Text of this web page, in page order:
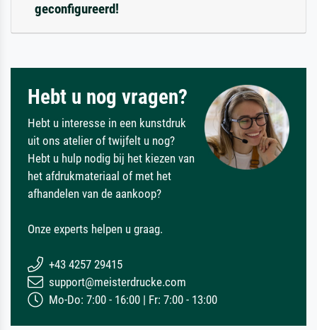
geconfigureerd!
Hebt u nog vragen?
Hebt u interesse in een kunstdruk
uit ons atelier of twijfelt u nog?
Hebt u hulp nodig bij het kiezen van
het afdrukmateriaal of met het
afhandelen van de aankoop?
Onze experts helpen u graag.
+43 4257 29415
support@meisterdrucke.com
Mo-Do: 7:00 - 16:00 | Fr: 7:00 - 13:00